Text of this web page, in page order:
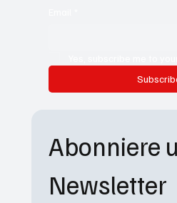
Abonniere
Newsletter